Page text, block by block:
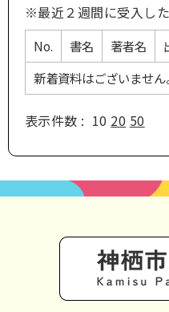
※最近２週間に受入した
No. 書名 著者名
新着資料はございません
表示件数 : 10 20 50